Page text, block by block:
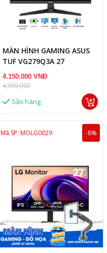
MÀN HÌNH GAMING ASUS
TUF VG279Q3A 27
4.150.000 VNĐ
4,999,000
Sẵn hàng
Mã SP: MOLG0029 -8%